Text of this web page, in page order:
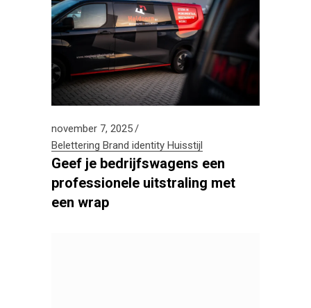
november 7, 2025
Belettering Brand identity Huisstijl
Geef je bedrijfswagens een
professionele uitstraling met
een wrap